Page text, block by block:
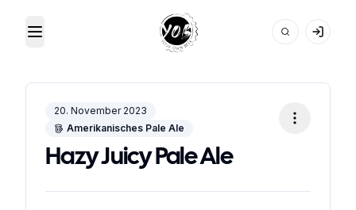
Toggle Menu Your Own Beer
20. November 2023
Amerikanisches Pale Ale
Hazy Juicy Pale Ale